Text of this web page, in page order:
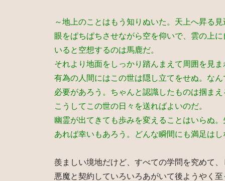
～地上のことはもう知りぬいた。天上へ昇る
眼をぱちぱちさせながら空を仰いで、雲の上
いると空想するのは馬鹿だ。
それより地面をしっかり踏んまえて周囲を見ま
有為の人間にはこの世は隠し立てをせぬ。な
必要があろう。ちゃんと認識したものは掴ま
こうしてこの世の日々を送ればよいのだ。
幽霊が出てきても歩みを変えることはいらぬ
あれば幸いもあろう。どんな瞬間にも満足は
羨ましい境地だけど、すべての学問を究めて
悪魔と契約していろいろあがいて後ようやく